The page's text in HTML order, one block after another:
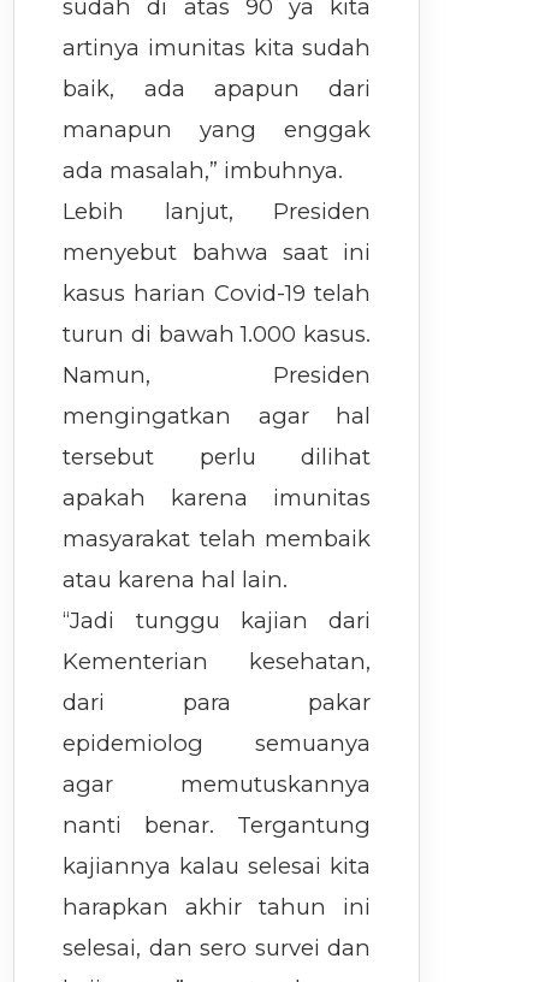
sudah di atas 90 ya kita
artinya imunitas kita sudah
baik, ada apapun dari
manapun yang enggak
ada masalah,” imbuhnya.
Lebih lanjut, Presiden
menyebut bahwa saat ini
kasus harian Covid-19 telah
turun di bawah 1.000 kasus.
Namun, Presiden
mengingatkan agar hal
tersebut perlu dilihat
apakah karena imunitas
masyarakat telah membaik
atau karena hal lain.
“Jadi tunggu kajian dari
Kementerian kesehatan,
dari para pakar
epidemiolog semuanya
agar memutuskannya
nanti benar. Tergantung
kajiannya kalau selesai kita
harapkan akhir tahun ini
selesai, dan sero survei dan